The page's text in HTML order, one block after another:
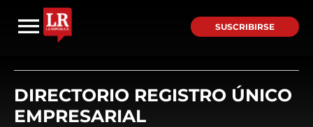
SUSCRIBIRSE
DIRECTORIO REGISTRO ÚNICO
EMPRESARIAL